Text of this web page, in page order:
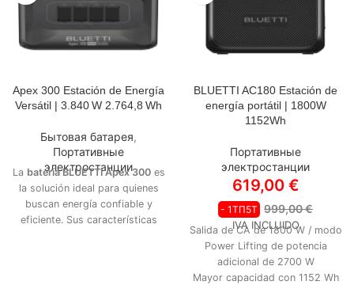
OPCIONES A SELECCIONAR:
APEX 300
APEX 300 + B300K
APEX 300 + 2* B300K
Apex 300 Estación de Energía
Versátil | 3.840 W 2.764,8 Wh
Бытовая батарея,
Портативные
электростанции
La batería BLUETTI Apex 300es
la solución ideal para quienes
buscan energía confiable y
eficiente. Sus características
BLUETTI AC180 Estación de
energía portátil | 1800W
1152Wh
Портативные
электростанции
619,00 €
- 1ТП5Т 999,00€
IVA INCLUIDO
Salida de CA de 1800 W / modo
Power Lifting de potencia
adicional de 2700 W
Mayor capacidad con 1152 Wh